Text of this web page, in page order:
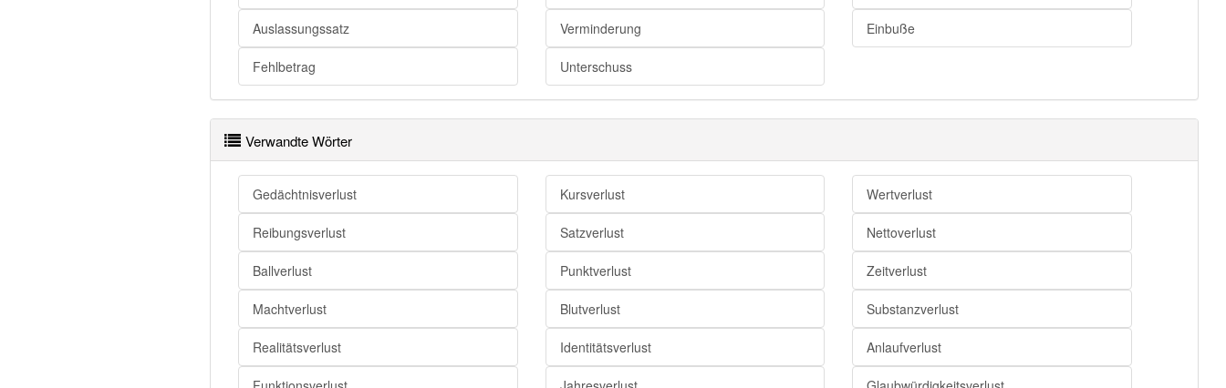
Verlust
Minus
Verlust
Unterschuss
Verlust
Defizit
Verlust
Verlust
Weglassung
Verlust
Auslassung
Verlust
Streichung
Verlust
Entfall
Verlust
Fortfall
Verlust openthesaurus
Auslassungssatz Verminderung Einbuße
Fehlbetrag Unterschuss
Verwandte Wörter
Gedächtnisverlust Kursverlust Wertverlust
Reibungsverlust Satzverlust Nettoverlust
Ballverlust Punktverlust Zeitverlust
Machtverlust Blutverlust Substanzverlust
Realitätsverlust Identitätsverlust Anlaufverlust